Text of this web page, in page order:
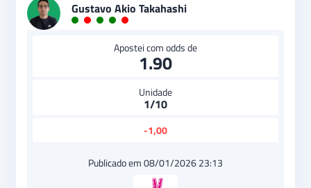
Gustavo Akio Takahashi
Apostei com odds de
1.90
Unidade
1/10
-1,00
Publicado em 08/01/2026 23:13